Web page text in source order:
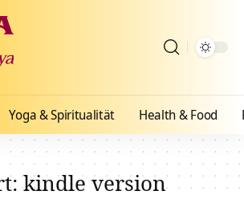
Yoga & Spiritualität Health & Food
kindle version